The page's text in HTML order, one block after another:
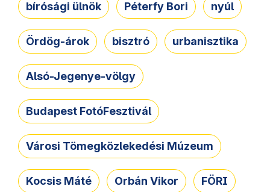
bírósági ülnök Péterfy Bori nyúl
Ördög-árok bisztró urbanisztika
Alsó-Jegenye-völgy
Budapest FotóFesztivál
Városi Tömegközlekedési Múzeum
Kocsis Máté Orbán Vikor FÖRI